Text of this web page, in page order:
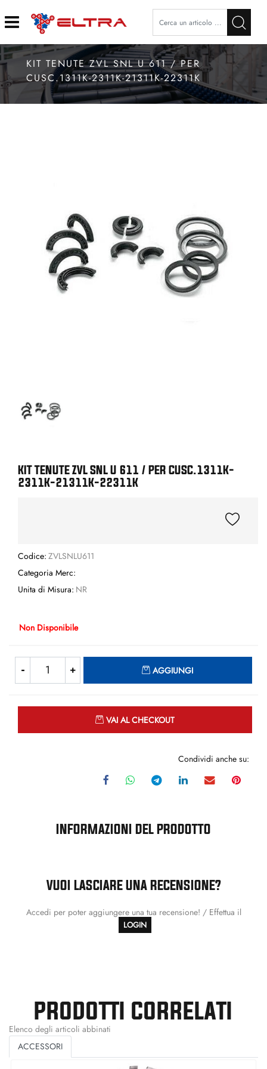
Open
KIT TENUTE ZVL SNL U 611 / PER
CUSC.1311K-2311K-21311K-22311K
KIT TENUTE ZVL SNL U 611 / PER CUSC.1311K-
2311K-21311K-22311K
Codice: ZVLSNLU611
Categoria Merc:
Unita di Misura: NR
Non Disponibile
AGGIUNGI
VAI AL CHECKOUT
Condividi anche su:
INFORMAZIONI DEL PRODOTTO
VUOI LASCIARE UNA RECENSIONE?
Accedi per poter aggiungere una tua recensione! / Effettua il
LOGIN
PRODOTTI CORRELATI
Elenco degli articoli abbinati
ACCESSORI